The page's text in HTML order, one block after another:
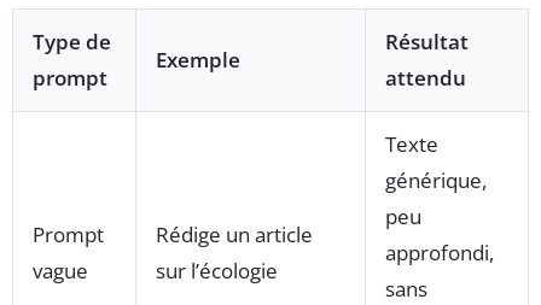
Type de
prompt
Exemple
Résultat
attendu
Prompt
vague
Rédige un article
sur l’écologie
Texte
générique,
peu
approfondi,
sans